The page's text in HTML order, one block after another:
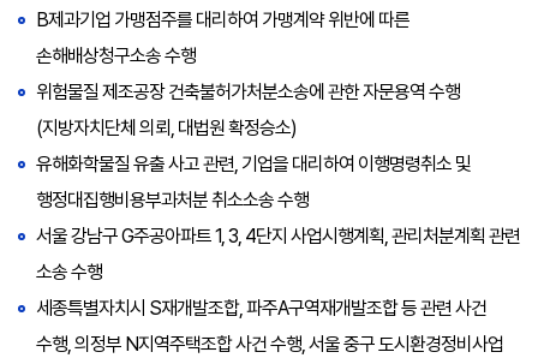
B제과기업 가맹점주를 대리하여 가맹계약 위반에 따른
손해배상청구소송 수행
위험물질 제조공장 건축불허가처분소송에 관한 자문용역 수행
(지방자치단체 의뢰, 대법원 확정승소)
유해화학물질 유출 사고 관련, 기업을 대리하여 이행명령취소 및
행정대집행비용부과처분 취소소송 수행
서울 강남구 G주공아파트 1, 3, 4단지 사업시행계획, 관리처분계획 관련
소송 수행
세종특별자치시 S재개발조합, 파주A구역재개발조합 등 관련 사건
수행, 의정부 N지역주택조합 사건 수행, 서울 중구 도시환경정비사업